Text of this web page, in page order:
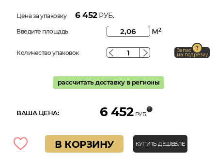
Цена за упаковку 6 452РУБ.
Введите площадь м2
Количество упаковок Запас
на подрезку
рассчитать доставку в регионы
ВАША ЦЕНА: 6 452 РУБ.
В КОРЗИНУ КУПИТЬ ДЕШЕВЛЕ